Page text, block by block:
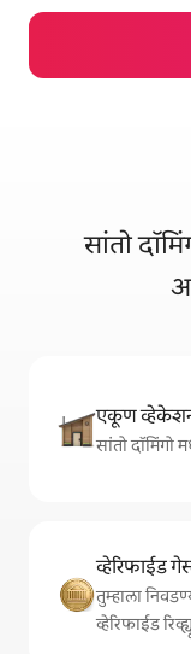
सांतो
एकूण
सांतो
व्हेरिफाईड
तुम्हाला
व्हेरिफाईड